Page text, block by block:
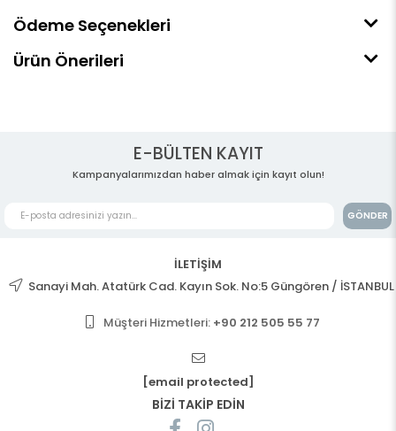
Ödeme Seçenekleri
Ürün Önerileri
E-BÜLTEN KAYIT
Kampanyalarımızdan haber almak için kayıt olun!
GÖNDER
İLETİŞİM
Sanayi Mah. Atatürk Cad. Kayın Sok. No:5 Güngören / İSTANBUL
Müşteri Hizmetleri: +90 212 505 55 77
[email protected]
BİZİ TAKİP EDİN